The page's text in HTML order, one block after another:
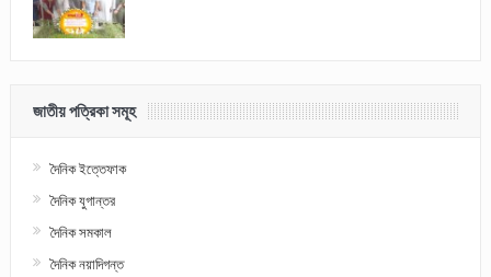
জাতীয় পত্রিকা সমূহ
দৈনিক ইত্তেফাক
দৈনিক যুগান্তর
দৈনিক সমকাল
দৈনিক নয়াদিগন্ত